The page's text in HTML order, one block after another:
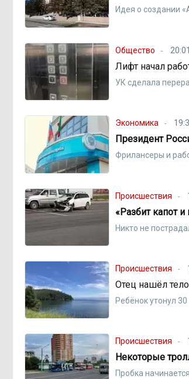
Идея о создании
Общество 20:01
Лифт начал
УК сделала
Экономика
Президент
Фрилансеры и
Происшествия
«Разбит капот
Никто не
Происшествия
Отец нашёл
Ребёнок утонул
Происшествия
Некоторые
Пробка